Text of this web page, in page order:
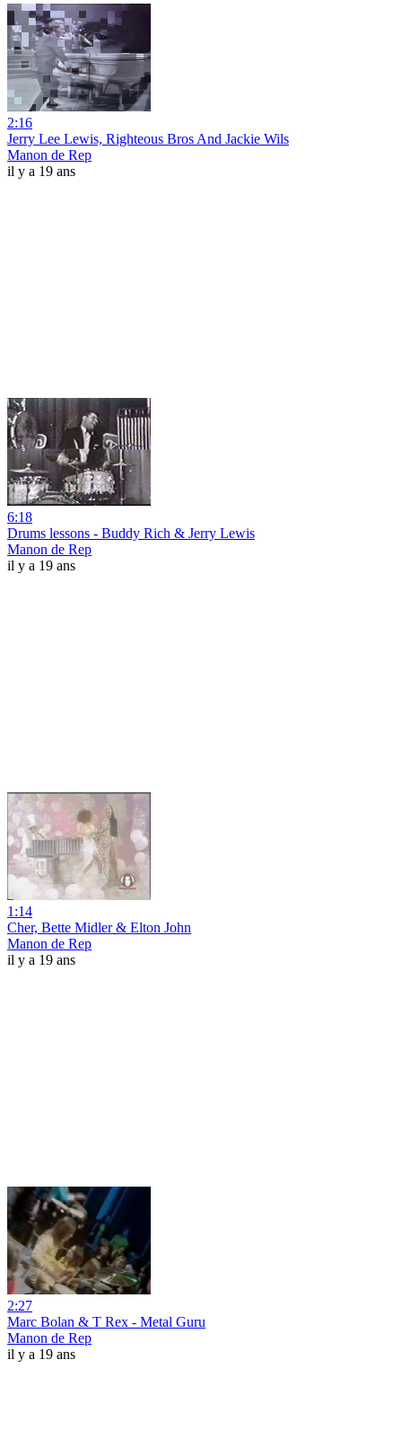
2:16
Jerry Lee Lewis, Righteous Bros And Jackie Wils
Manon de Rep
il y a 19 ans
6:18
Drums lessons - Buddy Rich & Jerry Lewis
Manon de Rep
il y a 19 ans
1:14
Cher, Bette Midler & Elton John
Manon de Rep
il y a 19 ans
2:27
Marc Bolan & T Rex - Metal Guru
Manon de Rep
il y a 19 ans